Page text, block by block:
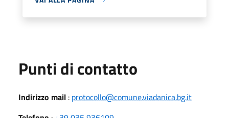
Punti di contatto
Indirizzo mail : protocollo@comune.viadanica.bg.it